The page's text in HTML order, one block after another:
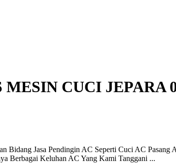
CUCI JEPARA
Bidang Jasa Pendingin AC Seperti Cuci AC
Berbagai Keluhan AC Yang Kami Tanggani ...